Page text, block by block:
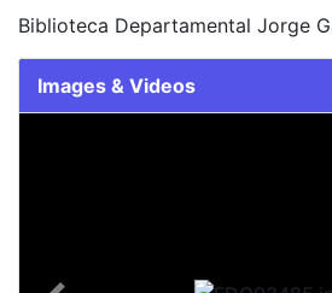
Biblioteca Departamental Jorge
Images & Videos